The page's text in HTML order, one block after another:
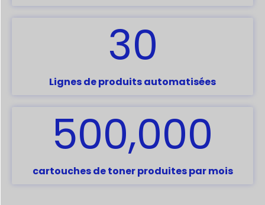
30
Lignes de produits automatisées
500,000
cartouches de toner produites par mois